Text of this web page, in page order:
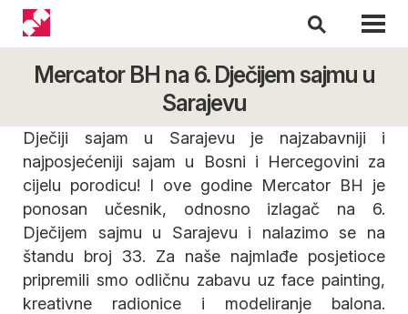
Mercator BH na 6. Dječijem sajmu u
Sarajevu
Dječiji sajam u Sarajevu je najzabavniji i
najposjećeniji sajam u Bosni i Hercegovini za
cijelu porodicu! I ove godine Mercator BH je
ponosan učesnik, odnosno izlagač na 6.
Dječijem sajmu u Sarajevu i nalazimo se na
štandu broj 33. Za naše najmlađe posjetioce
pripremili smo odličnu zabavu uz face painting,
kreativne radionice i modeliranje balona.